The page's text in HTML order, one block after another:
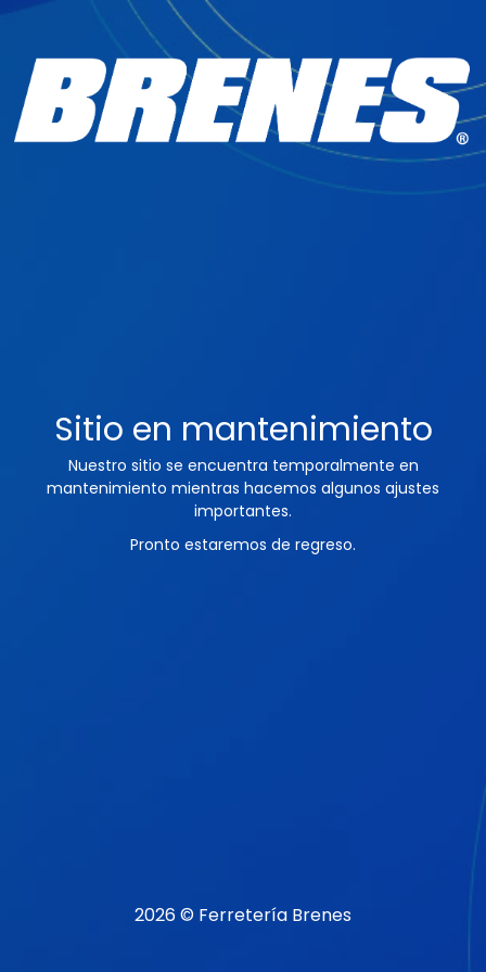
Sitio en mantenimiento
Nuestro sitio se encuentra temporalmente en
mantenimiento mientras hacemos algunos ajustes
importantes.
Pronto estaremos de regreso.
2026 © Ferretería Brenes